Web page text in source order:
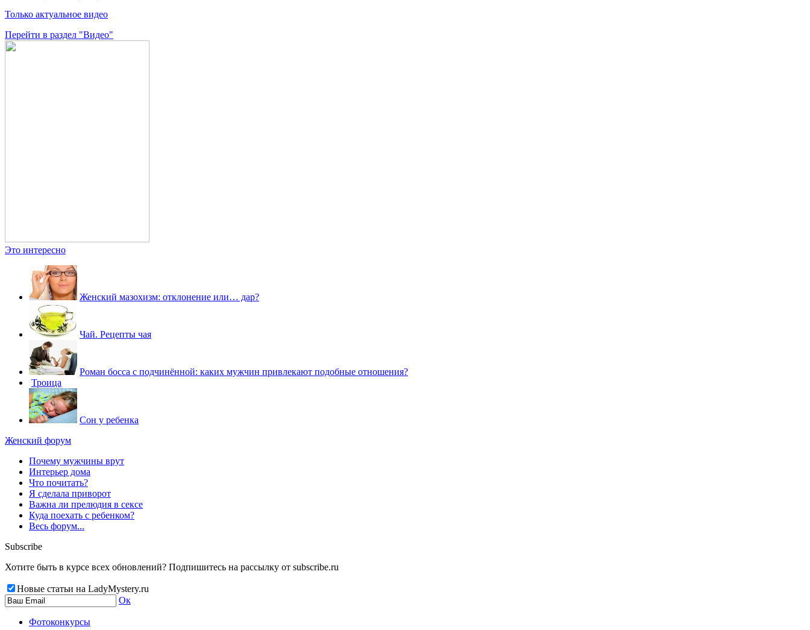
Только актуальное видео
Перейти в раздел "Видео"
Это интересно
Женский мазохизм: отклонение или… дар?
Чай. Рецепты чая
Роман босса с подчинённой: каких мужчин привлекают подобные отношения?
Троица
Сон у ребенка
Женский форум
Почему мужчины врут
Интерьер дома
Что почитать?
Я сделала приворот
Важна ли прелюдия в сексе
Куда поехать с ребенком?
Весь форум...
Subscribe
Хотите быть в курсе всех обновлений? Подпишитесь на рассылку от subscribe.ru
Новые статьи на LadyMystery.ru
Ок
Фотоконкурсы